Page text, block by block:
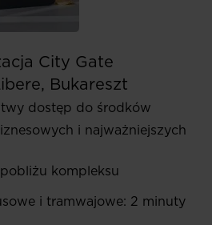
City Gate
Bukareszt
dostęp do środków
i najważniejszych
kompleksu
i tramwajowe: 2 minuty